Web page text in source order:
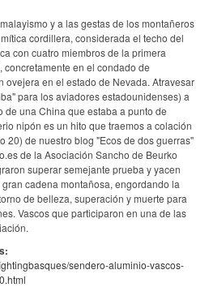
y a las gestas de los montañeros
cordillera, considerada el techo del
con cuatro miembros de la primera
en el condado de
ovejera en el estado de Nevada. Atravesar
para los aviadores estadounidenses) a
de una China que estaba a punto de
nipón es un hito que traemos a colación
20) de nuestro blog "Ecos de dos guerras"
de la Asociación Sancho de Beurko
superar semejante prueba y yacen
cadena montañosa, engordando la
de belleza, superación y muerte para
Vascos que participaron en una de las
sendero-aluminio-vascos-